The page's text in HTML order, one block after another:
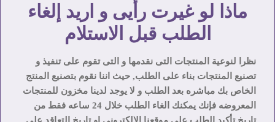
ماذا لو غيرت رأيى و اريد إلغاء
الطلب قبل الاستلام
نظرا لنوعية المنتجات التى نقدمها و التى تقوم على تنفيذ و
تصنيع المنتجات بناء على الطلب, حيث اننا نقوم بتصنيع المنتج
الخاص بك مباشره بعد الطلب و لا يوجد لدينا مخزون للمنتجات
المعروضه فإنك يمكنك الغاء الطلب خلال 24 ساعه فقط من
تاريخ تأكيد الطلب على موقعنا الالكترونى او تاريخ التعاقد على